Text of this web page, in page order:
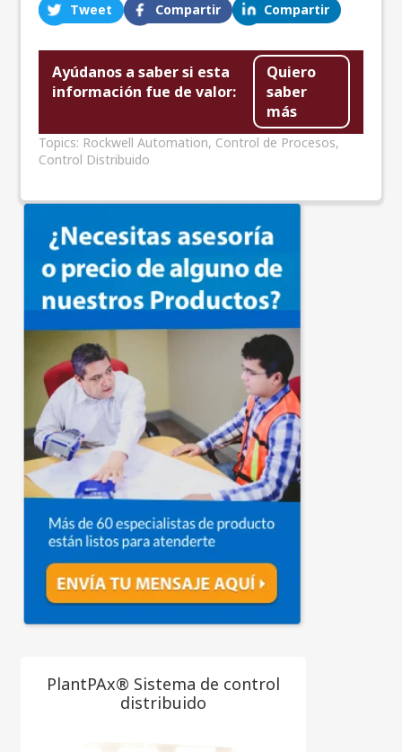
Tweet Compartir Compartir
Ayúdanos a saber si esta
información fue de valor:
Quiero
saber
más
Topics: Rockwell Automation, Control de Procesos,
Control Distribuido
PlantPAx® Sistema de control
distribuido